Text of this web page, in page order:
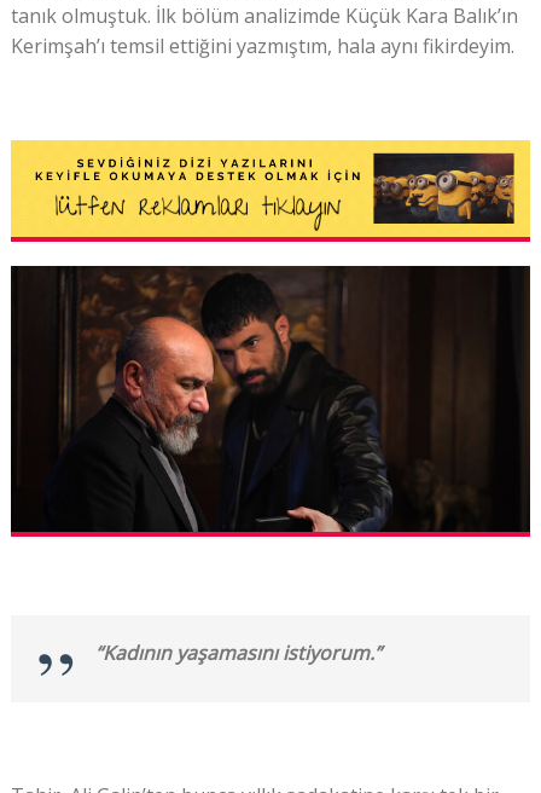
tanık olmuştuk. İlk bölüm analizimde Küçük Kara Balık’ın
Kerimşah’ı temsil ettiğini yazmıştım, hala aynı fikirdeyim.
“Kadının yaşamasını istiyorum.”